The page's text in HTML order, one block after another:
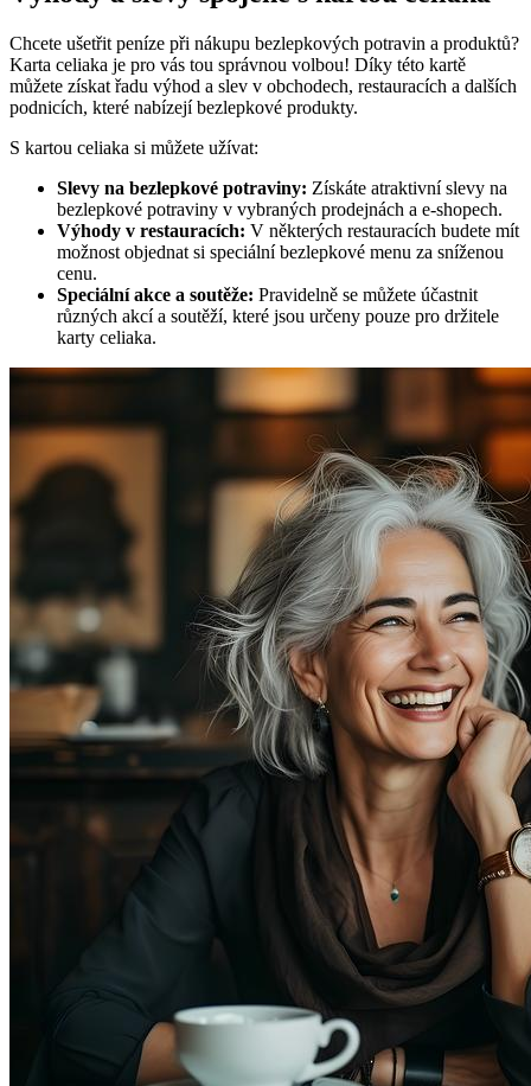
Chcete ušetřit peníze při nákupu bezlepkových potravin a produktů?
Karta celiaka je pro vás tou správnou volbou! Díky této kartě
můžete získat řadu výhod a slev v obchodech, restauracích a dalších
podnicích, které nabízejí bezlepkové produkty.
S kartou celiaka si můžete užívat:
Slevy na bezlepkové potraviny: Získáte atraktivní slevy na
bezlepkové potraviny v vybraných prodejnách a e-shopech.
Výhody v restauracích: V některých restauracích budete mít
možnost objednat si speciální bezlepkové menu za sníženou
cenu.
Speciální akce a soutěže: Pravidelně se můžete účastnit
různých akcí a soutěží, které jsou určeny pouze pro držitele
karty celiaka.